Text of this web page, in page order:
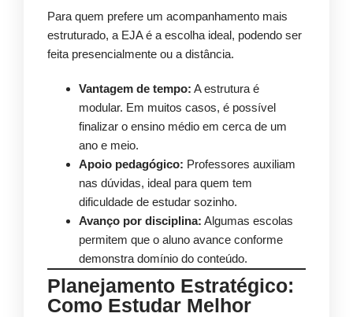
Para quem prefere um acompanhamento mais
estruturado, a EJA é a escolha ideal, podendo ser
feita presencialmente ou a distância.
Vantagem de tempo: A estrutura é
modular. Em muitos casos, é possível
finalizar o ensino médio em cerca de um
ano e meio.
Apoio pedagógico: Professores auxiliam
nas dúvidas, ideal para quem tem
dificuldade de estudar sozinho.
Avanço por disciplina: Algumas escolas
permitem que o aluno avance conforme
demonstra domínio do conteúdo.
Planejamento Estratégico:
Como Estudar Melhor